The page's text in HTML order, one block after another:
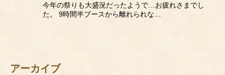
今年の祭りも大盛況だったようで…お疲れさまでし
た。 9時間半ブースから離れられな…
アーカイブ